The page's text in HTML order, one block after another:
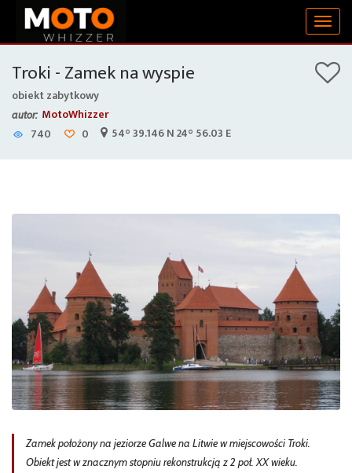
Troki - Zamek na wyspie
obiekt zabytkowy
autor: MotoWhizzer
740
0 54° 39.146 N 24° 56.03 E
Zamek położony na jeziorze Galwe na Litwie w miejscowości Troki.
Obiekt jest w znacznym stopniu rekonstrukcją z 2 poł. XX wieku.